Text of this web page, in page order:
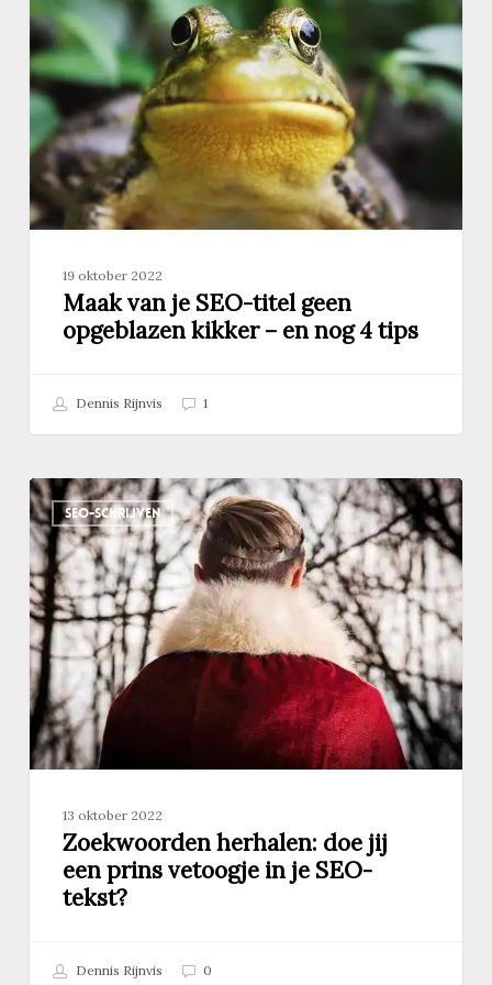
SEO-
titel
geen
opgeblazen
kikker
–
en
nog
19 oktober 2022
Maak van je SEO-titel geen
opgeblazen kikker – en nog 4 tips
Dennis Rijnvis 1
SEO-SCHRIJVEN
Zoekwoorden
herhalen:
doe
jij
een
prins
vetoogje
in
je
SEO-
tekst?
13 oktober 2022
Zoekwoorden herhalen: doe jij
een prins vetoogje in je SEO-
tekst?
Dennis Rijnvis 0